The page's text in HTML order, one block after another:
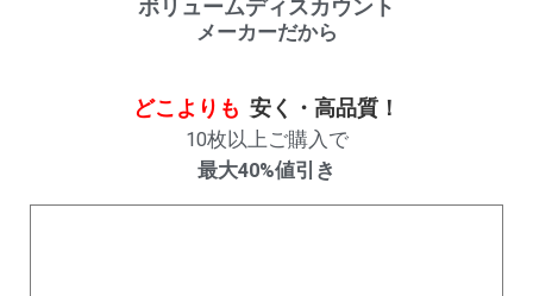
ボリュームディスカウント
メーカーだから
どこよりも 安く・高品質！
10枚以上ご購入で
最大40%値引き